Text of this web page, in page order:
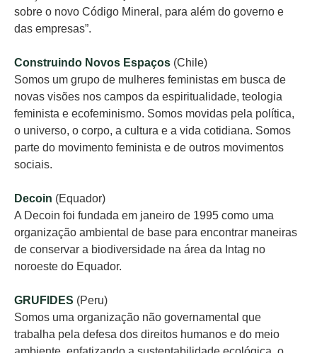
sobre o novo Código Mineral, para além do governo e
das empresas”.
Construindo Novos Espaços (Chile)
Somos um grupo de mulheres feministas em busca de
novas visões nos campos da espiritualidade, teologia
feminista e ecofeminismo. Somos movidas pela política,
o universo, o corpo, a cultura e a vida cotidiana. Somos
parte do movimento feminista e de outros movimentos
sociais.
Decoin (Equador)
A Decoin foi fundada em janeiro de 1995 como uma
organização ambiental de base para encontrar maneiras
de conservar a biodiversidade na área da Intag no
noroeste do Equador.
GRUFIDES (Peru)
Somos uma organização não governamental que
trabalha pela defesa dos direitos humanos e do meio